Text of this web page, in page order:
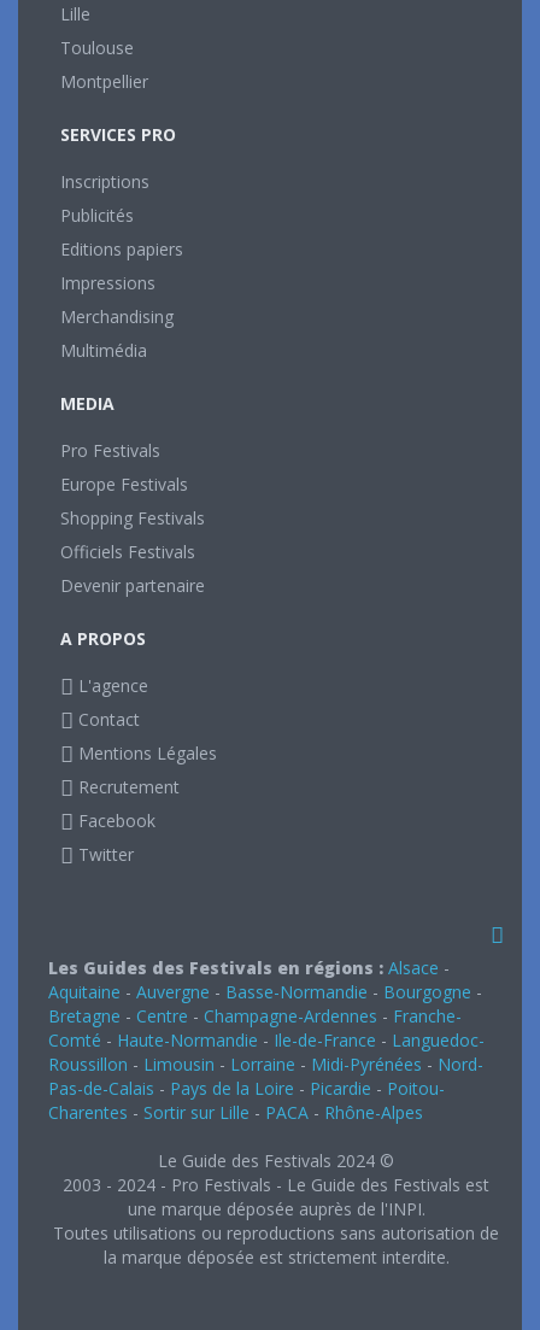
Lille
Toulouse
Montpellier
SERVICES PRO
Inscriptions
Publicités
Editions papiers
Impressions
Merchandising
Multimédia
MEDIA
Pro Festivals
Europe Festivals
Shopping Festivals
Officiels Festivals
Devenir partenaire
A PROPOS
L'agence
Contact
Mentions Légales
Recrutement
Facebook
Twitter
Les Guides des Festivals en régions : Alsace -
Aquitaine - Auvergne - Basse-Normandie - Bourgogne -
Bretagne - Centre - Champagne-Ardennes - Franche-
Comté - Haute-Normandie - Ile-de-France - Languedoc-
Roussillon - Limousin - Lorraine - Midi-Pyrénées - Nord-
Pas-de-Calais - Pays de la Loire - Picardie - Poitou-
Charentes - Sortir sur Lille - PACA - Rhône-Alpes
Le Guide des Festivals 2024 ©
2003 - 2024 - Pro Festivals - Le Guide des Festivals est
une marque déposée auprès de l'INPI.
Toutes utilisations ou reproductions sans autorisation de
la marque déposée est strictement interdite.